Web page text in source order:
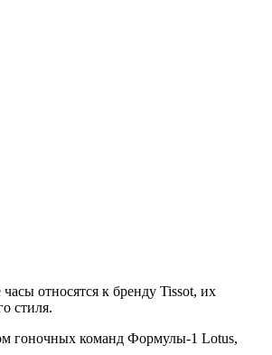
относятся к бренду Tissot, их
стиля.
гоночных команд Формулы-1 Lotus,